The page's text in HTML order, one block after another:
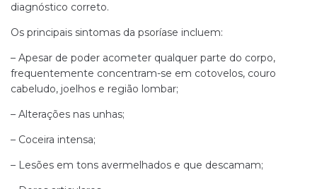
diagnóstico correto.
Os principais sintomas da psoríase incluem:
– Apesar de poder acometer qualquer parte do corpo,
frequentemente concentram-se em cotovelos, couro
cabeludo, joelhos e região lombar;
– Alterações nas unhas;
– Coceira intensa;
– Lesões em tons avermelhados e que descamam;